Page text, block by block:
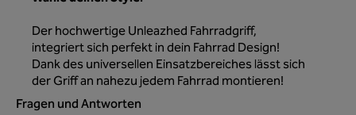
Der hochwertige Unleazhed Fahrradgriff,
integriert sich perfekt in dein Fahrrad Design!
Dank des universellen Einsatzbereiches lässt sich
der Griff an nahezu jedem Fahrrad montieren!
Fragen und Antworten